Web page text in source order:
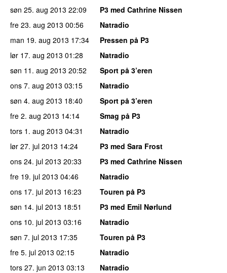
søn 25. aug 2013 22:09
P3 med Cathrine Nissen
fre 23. aug 2013 00:56
Natradio
man 19. aug 2013 17:34
Pressen på P3
lør 17. aug 2013 01:28
Natradio
søn 11. aug 2013 20:52
Sport på 3’eren
ons 7. aug 2013 03:15
Natradio
søn 4. aug 2013 18:40
Sport på 3’eren
fre 2. aug 2013 14:14
Smag på P3
tors 1. aug 2013 04:31
Natradio
lør 27. jul 2013 14:24
P3 med Sara Frost
ons 24. jul 2013 20:33
P3 med Cathrine Nissen
fre 19. jul 2013 04:46
Natradio
ons 17. jul 2013 16:23
Touren på P3
søn 14. jul 2013 18:51
P3 med Emil Nørlund
ons 10. jul 2013 03:16
Natradio
søn 7. jul 2013 17:35
Touren på P3
fre 5. jul 2013 02:15
Natradio
tors 27. jun 2013 03:13
Natradio